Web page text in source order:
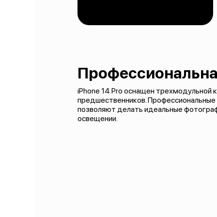
iPhone 14 Pro оснащен
предшественников.
позволяют делать идеальные
освещении.